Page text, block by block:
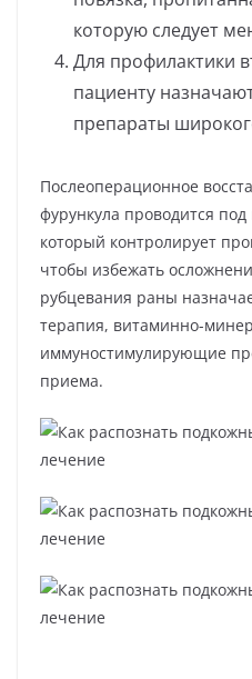
которую следует
Для профилактики
пациенту
препараты
Послеоперационное
фурункула проводится
который контролирует
чтобы избежать
рубцевания раны
терапия, витаминно-
иммуностимулирующие
приема.